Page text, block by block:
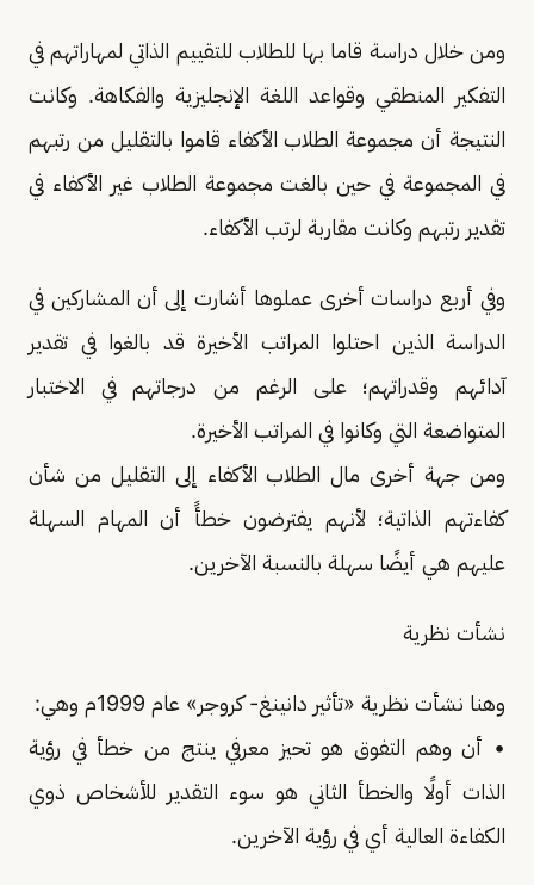
ومن خلال دراسة قاما بها للطلاب للتقييم الذاتي لمهاراتهم في
التفكير المنطقي وقواعد اللغة الإنجليزية والفكاهة. وكانت
النتيجة أن مجموعة الطلاب الأكفاء قاموا بالتقليل من رتبهم
في المجموعة في حين بالغت مجموعة الطلاب غير الأكفاء في
تقدير رتبهم وكانت مقاربة لرتب الأكفاء.
وفي أربع دراسات أخرى عملوها أشارت إلى أن المشاركين في
الدراسة الذين احتلوا المراتب الأخيرة قد بالغوا في تقدير
آدائهم وقدراتهم؛ على الرغم من درجاتهم في الاختبار
المتواضعة التي وكانوا في المراتب الأخيرة.
ومن جهة أخرى مال الطلاب الأكفاء إلى التقليل من شأن
كفاءتهم الذاتية؛ لأنهم يفترضون خطأً أن المهام السهلة
عليهم هي أيضًا سهلة بالنسبة الآخرين.
نشأت نظرية
وهنا نشأت نظرية «تأثير دانينغ- كروجر» عام 1999م وهي:
• أن وهم التفوق هو تحيز معرفي ينتج من خطأ في رؤية
الذات أولًا والخطأ الثاني هو سوء التقدير للأشخاص ذوي
الكفاءة العالية أي في رؤية الآخرين.